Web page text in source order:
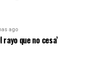
ago
que no cesa’